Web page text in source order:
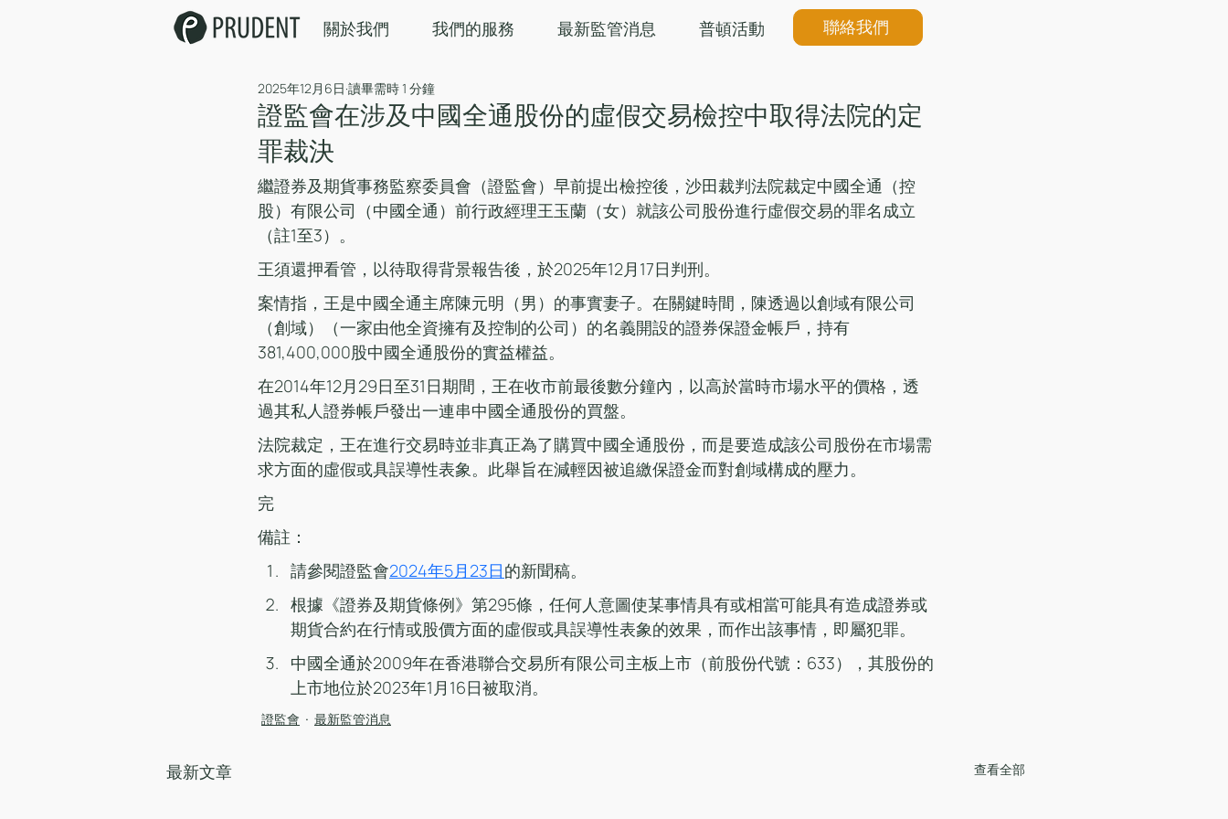
關於我們 我們的服務 最新監管消息 普頓活動 聯絡我們
證監會在涉及中國全通股份的虛假交易檢控中取得法院的定
罪裁決
2025年12月6日 讀畢需時 1 分鐘
繼證券及期貨事務監察委員會（證監會）早前提出檢控後，沙田裁判法院裁定中國全通（控
股）有限公司（中國全通）前行政經理王玉蘭（女）就該公司股份進行虛假交易的罪名成立
（註1至3）。
王須還押看管，以待取得背景報告後，於2025年12月17日判刑。
案情指，王是中國全通主席陳元明（男）的事實妻子。在關鍵時間，陳透過以創域有限公司
（創域）（一家由他全資擁有及控制的公司）的名義開設的證券保證金帳戶，持有
381,400,000股中國全通股份的實益權益。
在2014年12月29日至31日期間，王在收市前最後數分鐘內，以高於當時市場水平的價格，透
過其私人證券帳戶發出一連串中國全通股份的買盤。
法院裁定，王在進行交易時並非真正為了購買中國全通股份，而是要造成該公司股份在市場需
求方面的虛假或具誤導性表象。此舉旨在減輕因被追繳保證金而對創域構成的壓力。
完
備註：
請參閱證監會2024年5月23日的新聞稿。
根據《證券及期貨條例》第295條，任何人意圖使某事情具有或相當可能具有造成證券或
期貨合約在行情或股價方面的虛假或具誤導性表象的效果，而作出該事情，即屬犯罪。
中國全通於2009年在香港聯合交易所有限公司主板上市（前股份代號：633），其股份的
上市地位於2023年1月16日被取消。
證監會 最新監管消息
最新文章 查看全部